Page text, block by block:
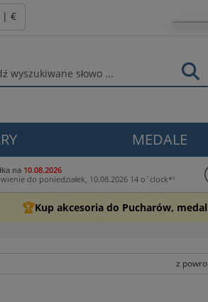
| €
MEDALE
na 10.08.2026
do poniedziałek, 10.08.2026 14 o`clock*¹
🏆Kup akcesoria do Pucharów,
z